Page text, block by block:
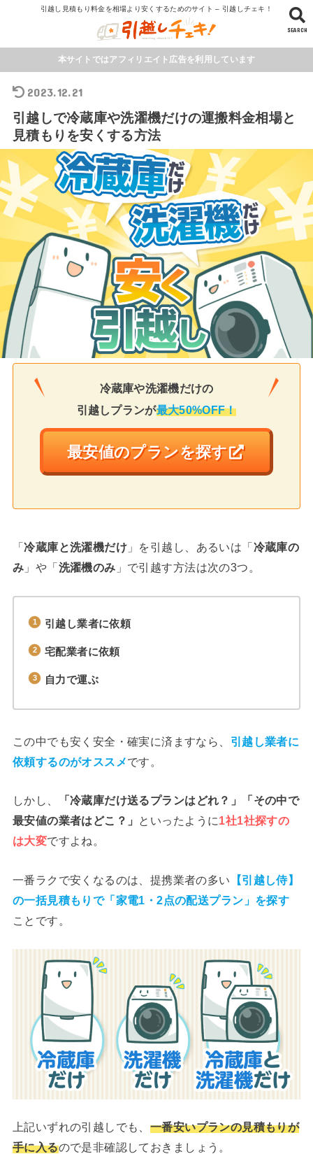
引越し見積もり料金を相場より安くするためのサイト – 引越しチェキ！
SEARCH
本サイトではアフィリエイト広告を利用しています
2023.12.21
引越しで冷蔵庫や洗濯機だけの運搬料金相場と
見積もりを安くする方法
冷蔵庫や洗濯機だけの
引越しプランが最大50%OFF！
最安値のプランを探す
「冷蔵庫と洗濯機だけ 」を引越し、あるいは「冷蔵庫の
み 」や「洗濯機のみ 」で引越す方法は次の3つ。
引越し業者に依頼
宅配業者に依頼
自力で運ぶ
この中でも安く安全・確実に済ますなら、 引越し業者に
依頼するのがオススメです。
しかし、
「冷蔵庫だけ送るプランはどれ？」「その中で
最安値の業者はどこ？」 といったように1社1社探すの
は大変ですよね。
一番ラクで安くなるのは、提携業者の多い 【引越し侍】
の一括見積もりで「家電1・2点の配送プラン」を探す
ことです。
上記いずれの引越しでも、 一番安いプランの見積もりが
手に入るので是非確認しておきましょう。